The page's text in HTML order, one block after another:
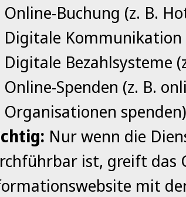
Online-Buchung (z. B.
Digitale Kommunikation
Digitale Bezahlsysteme
Online-Spenden (z. B.
Organisationen spenden)
Nur wenn die
ist, greift das
mit